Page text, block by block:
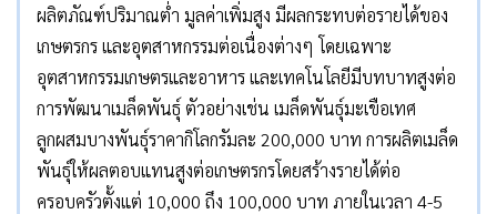
ผลิตภัณฑ์ปริมาณต่ำ มูลค่าเพิ่มสูง มีผลกระทบต่อรายได้ของ
เกษตรกร และอุตสาหกรรมต่อเนื่องต่างๆ โดยเฉพาะ
อุตสาหกรรมเกษตรและอาหาร และเทคโนโลยีมีบทบาทสูงต่อ
การพัฒนาเมล็ดพันธุ์ ตัวอย่างเช่น เมล็ดพันธุ์มะเขือเทศ
ลูกผสมบางพันธุ์ราคากิโลกรัมละ 200,000 บาท การผลิตเมล็ด
พันธุ์ให้ผลตอบแทนสูงต่อเกษตรกรโดยสร้างรายได้ต่อ
ครอบครัวตั้งแต่ 10,000 ถึง 100,000 บาท ภายในเวลา 4-5